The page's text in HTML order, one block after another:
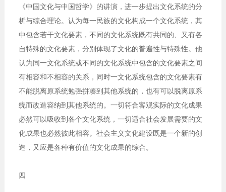
《中国文化与中国哲学》的讲演，进一步提出文化系统的分
析与综合理论。认为每一民族的文化构成一个文化系统，其
中包含若干文化要素，不同的文化系统既有共同的、又有各
自特殊的文化要素，分别体现了文化的普遍性与特殊性。他
认为同一文化系统或不同的文化系统中包含的文化要素之间
有相容和不相容的关系，同时一文化系统包含的文化要素有
不能脱离原系统勉强拼凑到其他系统的，也有可以脱离原系
统而改造容纳到其他系统的。一切符合客观实际的文化成果
必然可以吸收到各个文化系统，一切适合社会发展需要的文
化成果也必然彼此相容。社会主义文化建设既是一个新的创
造，又应是各种有价值的文化成果的综合。
四